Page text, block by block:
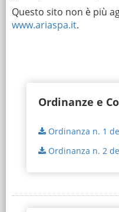
Questo sito non è più
www.ariaspa.it.
Ordinanze e
Ordinanza n. 1
Ordinanza n. 2